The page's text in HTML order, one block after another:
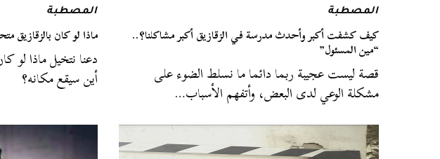
المصطبة
كيف كشفت أكبر وأحدث مدرسة في الزقازيق أكبر مشاكلنا؟..
“مين المسئول”
قصة ليست عجيبة ربما دائما ما نسلط الضوء على
مشكلة الوعي لدى البعض، وأتفهم الأسباب…
المصطبة
ماذا لو كان بالزقازيق
دعنا نتخيل ماذا لو
أين سيقع مكانه؟